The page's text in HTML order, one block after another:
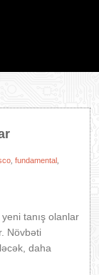
fundamental
tanış olanlar
Növbəti
daha